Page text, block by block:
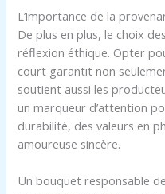
L’importance de la
De plus en plus, le choix
réflexion éthique. Opter
court garantit non
soutient aussi les
un marqueur d’attention
durabilité, des valeurs en
amoureuse sincère.
Un bouquet responsable